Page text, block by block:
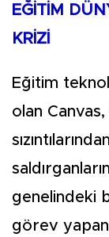
EĞİTİM
KRİZİ
Eğitim
olan
genelindeki
görev